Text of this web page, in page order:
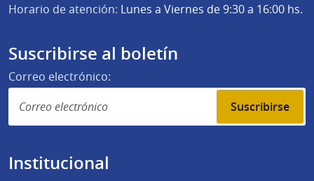
Horario de atención: Lunes a Viernes de 9:30 a 16:00 hs.
Suscribirse al boletín
Correo electrónico:
Suscribirse
Institucional